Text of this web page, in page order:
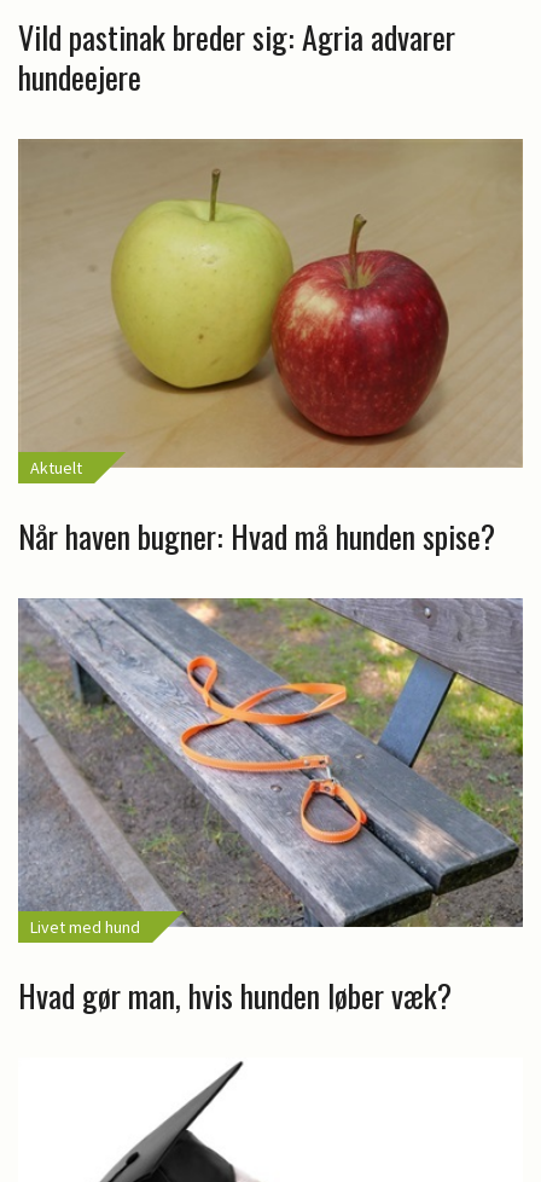
Vild pastinak breder sig: Agria advarer
hundeejere
Aktuelt
Når haven bugner: Hvad må hunden spise?
Livet med hund
Hvad gør man, hvis hunden løber væk?